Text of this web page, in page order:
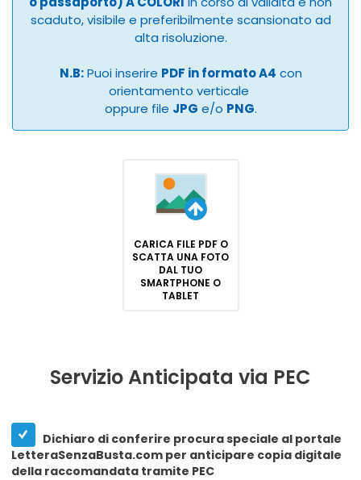
scaduto, visibile e preferibilmente scansionato ad
alta risoluzione.
N.B:Puoi inserire PDF in formato A4 con
orientamento verticale
oppure file JPG e/o PNG.
CARICA FILE PDF O
SCATTA UNA FOTO
DAL TUO
SMARTPHONE O
TABLET
Servizio Anticipata via PEC
Dichiaro di conferire procura speciale al portale
LetteraSenzaBusta.com per anticipare copia digitale
della raccomandata tramite PEC